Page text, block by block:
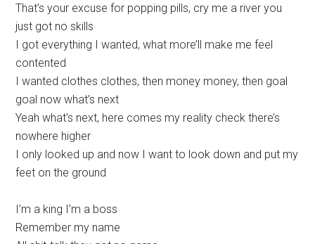
That’s your excuse for popping pills, cry me a river you
just got no skills
I got everything I wanted, what more’ll make me feel
contented
I wanted clothes clothes, then money money, then goal
goal now what’s next
Yeah what’s next, here comes my reality check there’s
nowhere higher
I only looked up and now I want to look down and put my
feet on the ground
I’m a king I’m a boss
Remember my name